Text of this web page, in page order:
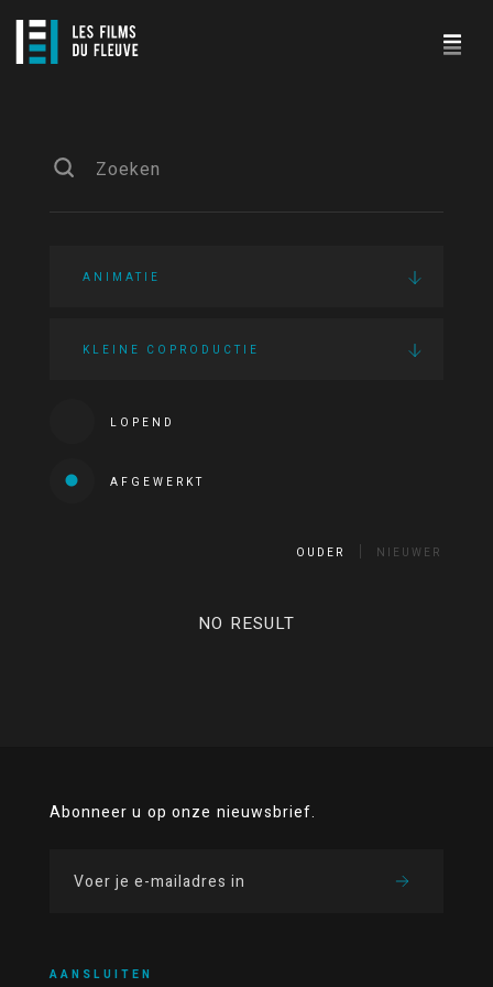
ANIMATIE
KLEINE COPRODUCTIE
LOPEND
AFGEWERKT
OUDER NIEUWER
NO RESULT
Abonneer u op onze nieuwsbrief.
AANSLUITEN